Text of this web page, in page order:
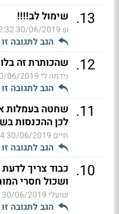
13
. שימול לב!!!!
si
30/06/2019 12:32
הגב לתגובה זו
12
. שהכותרת זה
נידמה לי06/2019 12:12
הגב לתגובה זו
11
. שחטה בעמלות
לכן ההכנסות
חיים 30/06/2019 11:54
הגב לתגובה זו
10
. כבוד צריך
ושכול חסרי
שועלי30/06/2019 11:53
הגב לתגובה זו